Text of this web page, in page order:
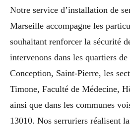
Notre service d’installation de
Marseille accompagne les
souhaitant renforcer la sécurité
intervenons dans les quartiers
Conception, Saint-Pierre, les
Timone, Faculté de Médecine,
ainsi que dans les communes
13010. Nos serruriers réalisent